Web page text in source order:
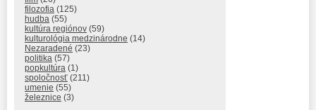
filozofia (125)
hudba (55)
kultúra regiónov (59)
kulturológia medzinárodne (14)
Nezaradené (23)
politika (57)
popkultúra (1)
spoločnosť (211)
umenie (55)
železnice (3)